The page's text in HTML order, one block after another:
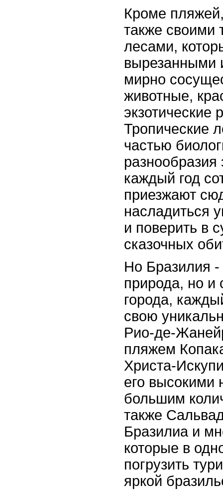
Кроме
также своими
лесами,
вырезанными
мирно
животные,
экзотические
Тропические
частью
разнообразия
каждый год
приезжают
насладиться
и поверить в
сказочных
Но Бразилия -
природа, но и
города,
свою
Рио-де-
пляжем
Христа-
его высокими
большим
также
Бразилиа и
которые в
погрузить
яркой